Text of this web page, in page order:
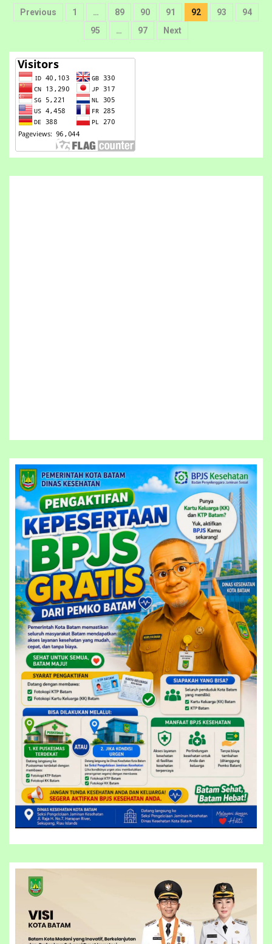
Paginasi
Previous 1 … 89 90 91 92 93
94
95
… 97 Next